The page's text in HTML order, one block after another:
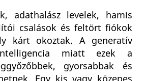
adathalász levelek, hamis
csalások és feltört fiókok
kárt okoztak. A generatív
miatt ezek a
gyorsabbak és